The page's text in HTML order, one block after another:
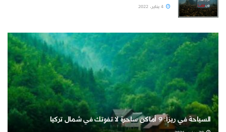
السياحة في ريزا: 9 أماكن ساحرة لا تفوتك في شمال تركيا